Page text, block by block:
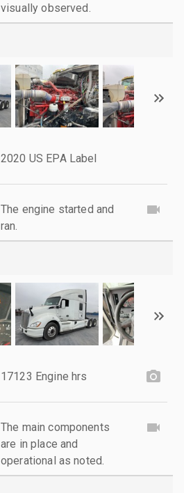
visually observed.
2020 US EPA Label
The engine started and
ran.
17123 Engine hrs
The main components
are in place and
operational as noted.